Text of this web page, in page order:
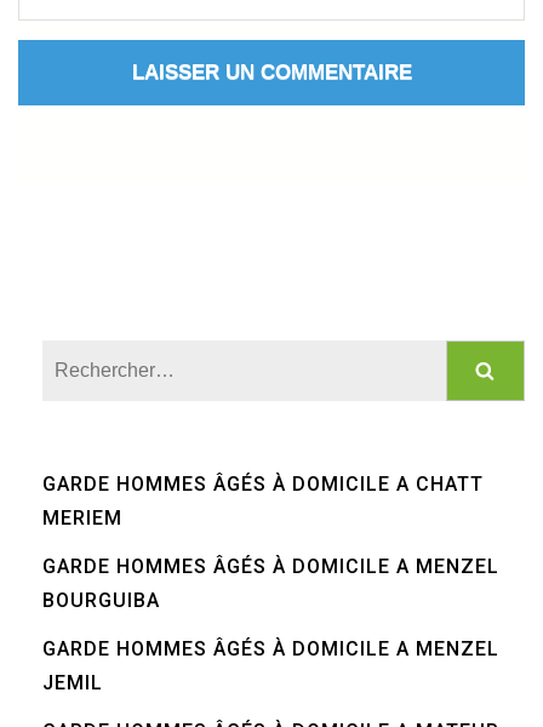
GARDE HOMMES ÂGÉS À DOMICILE A CHATT
MERIEM
GARDE HOMMES ÂGÉS À DOMICILE A MENZEL
BOURGUIBA
GARDE HOMMES ÂGÉS À DOMICILE A MENZEL
JEMIL